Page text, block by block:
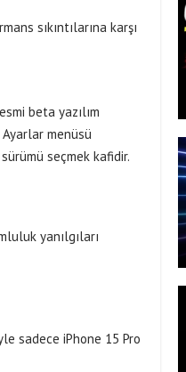
sıkıntılarına karşı
beta yazılım
menüsü
seçmek kafidir.
yanılgıları
sadece iPhone 15 Pro